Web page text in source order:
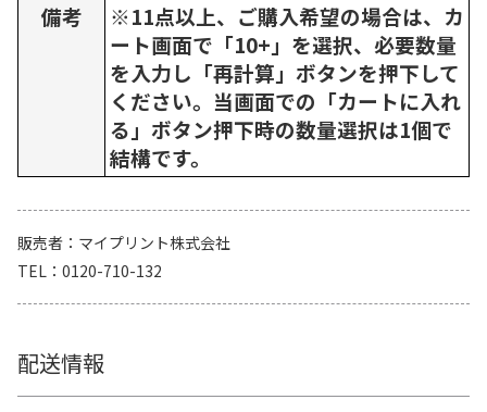
備考
※11点以上、ご購入希望の場合は、カ
ート画面で「10+」を選択、必要数量
を入力し「再計算」ボタンを押下して
ください。当画面での「カートに入れ
る」ボタン押下時の数量選択は1個で
結構です。
販売者
マイプリント株式会社
TEL
0120-710-132
配送情報